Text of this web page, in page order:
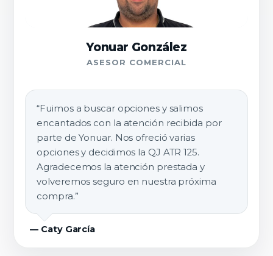
Yonuar González
ASESOR COMERCIAL
“Fuimos a buscar opciones y salimos
encantados con la atención recibida por
parte de Yonuar. Nos ofreció varias
opciones y decidimos la QJ ATR 125.
Agradecemos la atención prestada y
volveremos seguro en nuestra próxima
compra.”
— Caty García